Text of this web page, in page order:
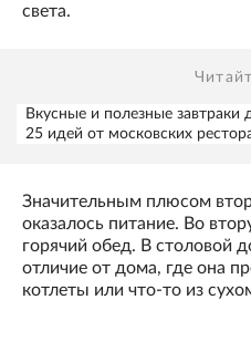
света.
Вкусные и полезные завтраки
25 идей от московских
Значительным плюсом
оказалось питание. Во
горячий обед. В столовой
отличие от дома, где она
котлеты или что-то из